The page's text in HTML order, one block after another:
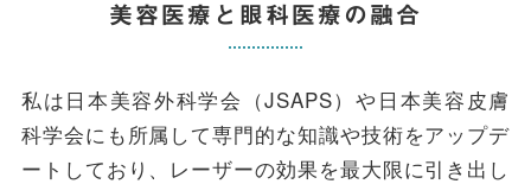
美容医療と眼科医療の融合
私は日本美容外科学会（JSAPS）や日本美容皮膚
科学会にも所属して専門的な知識や技術をアップデ
ートしており、レーザーの効果を最大限に引き出し